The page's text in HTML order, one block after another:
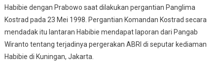
Habibie dengan Prabowo saat dilakukan pergantian Panglima
Kostrad pada 23 Mei 1998. Pergantian Komandan Kostrad secara
mendadak itu lantaran Habibie mendapat laporan dari Pangab
Wiranto tentang terjadinya pergerakan ABRI di seputar kediaman
Habibie di Kuningan, Jakarta.